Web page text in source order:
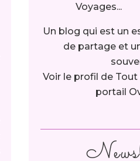
Un blog qui est un
de partage et
Voir le profil de Tout
portail